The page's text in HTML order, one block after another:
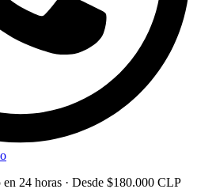
24 horas · Desde $180.000 CLP